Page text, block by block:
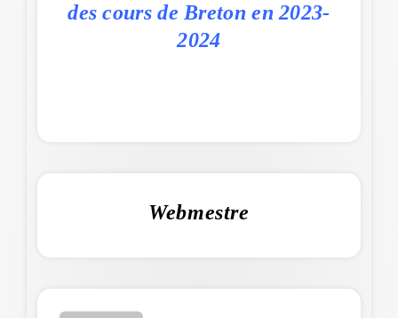
des cours de Breton en 2023-
2024
Webmestre